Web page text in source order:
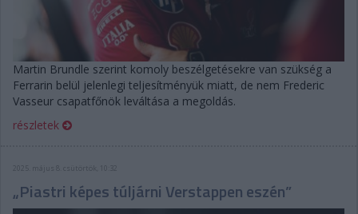
Martin Brundle szerint komoly beszélgetésekre van szükség a
Ferrarin belül jelenlegi teljesítményük miatt, de nem Frederic
Vasseur csapatfőnök leváltása a megoldás.
részletek
2025. május 8. csütörtök, 10:32
„Piastri képes túljárni Verstappen eszén”